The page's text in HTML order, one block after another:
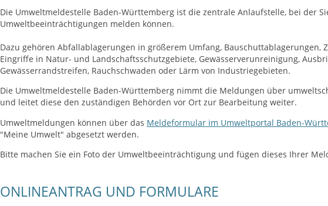
Die Umweltmeldestelle Baden-Württemberg ist die zentrale Anlaufstelle, bei der
Umweltbeeinträchtigungen melden können.
Dazu gehören Abfallablagerungen in größerem Umfang, Bauschuttablagerungen,
Eingriffe in Natur- und Landschaftsschutzgebiete, Gewässerverunreinigung,
Gewässerrandstreifen, Rauchschwaden oder Lärm von Industriegebieten.
Die Umweltmeldestelle Baden-Württemberg nimmt die Meldungen über
und leitet diese den zuständigen Behörden vor Ort zur Bearbeitung weiter.
Umweltmeldungen können über das Meldeformular im Umweltportal Baden-
"Meine Umwelt" abgesetzt werden.
Bitte machen Sie ein Foto der Umweltbeeinträchtigung und fügen dieses Ihrer
ONLINEANTRAG UND FORMULARE